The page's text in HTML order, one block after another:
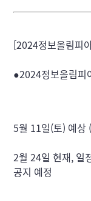
[2024정보올림피
●2024정보올림피
5월 11일(토) 예상
2월 24일 현재, 일
공지 예정